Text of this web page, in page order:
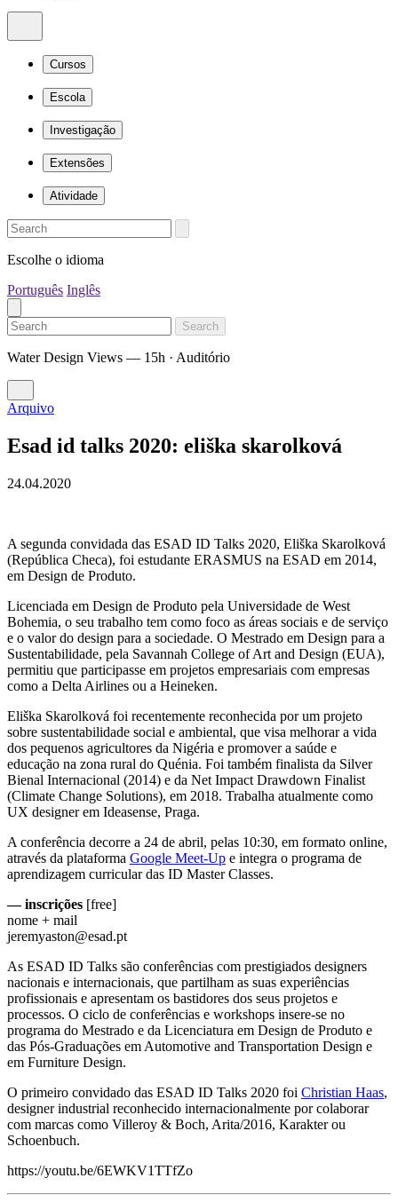
Cursos
Escola
Investigação
Extensões
Atividade
Escolhe o idioma
Português Inglês
Search
Water Design Views — 15h · Auditório
Arquivo
Esad id talks 2020: eliška skarolková
24.04.2020
A segunda convidada das ESAD ID Talks 2020, Eliška Skarolková
(República Checa), foi estudante ERASMUS na ESAD em 2014,
em Design de Produto.
Licenciada em Design de Produto pela Universidade de West
Bohemia, o seu trabalho tem como foco as áreas sociais e de serviço
e o valor do design para a sociedade. O Mestrado em Design para a
Sustentabilidade, pela Savannah College of Art and Design (EUA),
permitiu que participasse em projetos empresariais com empresas
como a Delta Airlines ou a Heineken.
Eliška Skarolková foi recentemente reconhecida por um projeto
sobre sustentabilidade social e ambiental, que visa melhorar a vida
dos pequenos agricultores da Nigéria e promover a saúde e
educação na zona rural do Quénia. Foi também finalista da Silver
Bienal Internacional (2014) e da Net Impact Drawdown Finalist
(Climate Change Solutions), em 2018. Trabalha atualmente como
UX designer em Ideasense, Praga.
A conferência decorre a 24 de abril, pelas 10:30, em formato online,
através da plataforma Google Meet-Up e integra o programa de
aprendizagem curricular das ID Master Classes.
— inscrições [free]
nome + mail
jeremyaston@esad.pt
As ESAD ID Talks são conferências com prestigiados designers
nacionais e internacionais, que partilham as suas experiências
profissionais e apresentam os bastidores dos seus projetos e
processos. O ciclo de conferências e workshops insere-se no
programa do Mestrado e da Licenciatura em Design de Produto e
das Pós-Graduações em Automotive and Transportation Design e
em Furniture Design.
O primeiro convidado das ESAD ID Talks 2020 foi Christian Haas,
designer industrial reconhecido internacionalmente por colaborar
com marcas como Villeroy & Boch, Arita/2016, Karakter ou
Schoenbuch.
https://youtu.be/6EWKV1TTfZo